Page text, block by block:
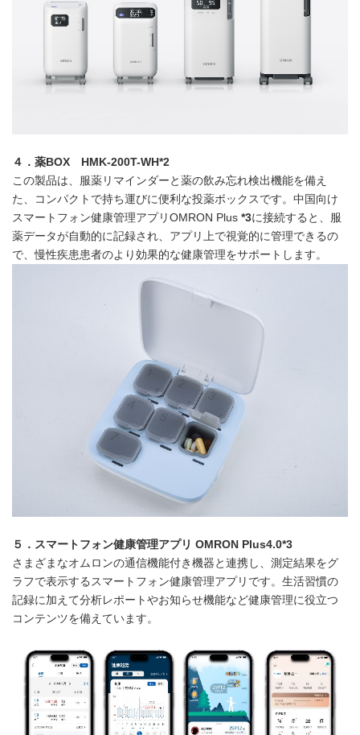
４． 薬 BOX HMK-200T-WH*2
この製品は、服薬リマインダーと薬の飲み忘れ検出機能を備え
た、コンパクトで持ち運びに便利な投薬ボックスです。中国向け
スマートフォン健康管理アプリOMRON Plus *3に接続すると、服
薬データが自動的に記録され、アプリ上で視覚的に管理できるの
で、慢性疾患患者のより効果的な健康管理をサポートします。
５． スマートフォン健康管理アプリ OMRON Plus4.0*3
さまざまなオムロンの通信機能付き機器と連携し、測定結果をグ
ラフで表示するスマートフォン健康管理アプリです。生活習慣の
記録に加えて分析レポートやお知らせ機能など健康管理に役立つ
コンテンツを備えています。